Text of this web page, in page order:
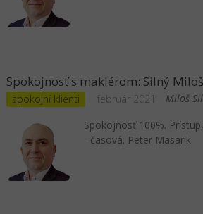
Spokojnosť s maklérom: Silný Miloš
spokojní klienti Miloš
február 2021
Spokojnosť 100%.
- časová. Peter Masarik